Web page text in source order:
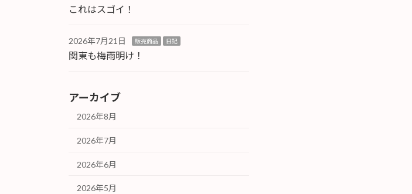
これはスゴイ！
2026年7月21日 販売商品 日記
関東も梅雨明け！
アーカイブ
2026年8月
2026年7月
2026年6月
2026年5月